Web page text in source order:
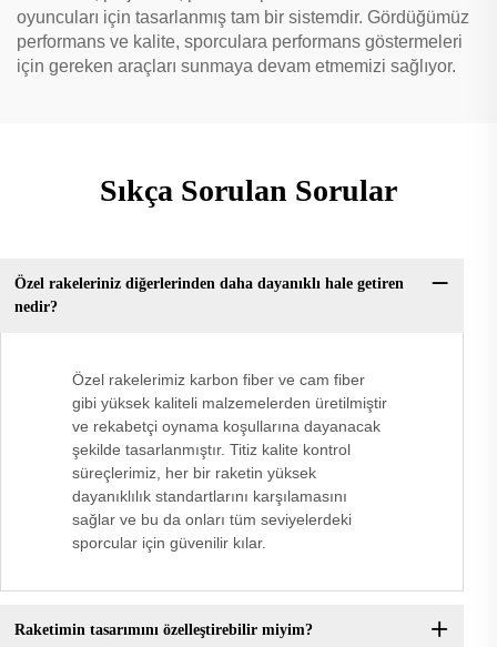
oyuncuları için tasarlanmış tam bir sistemdir. Gördüğümüz
performans ve kalite, sporculara performans göstermeleri
için gereken araçları sunmaya devam etmemizi sağlıyor.
Sıkça Sorulan Sorular
Özel rakeleriniz diğerlerinden daha dayanıklı hale getiren
nedir?
Özel rakelerimiz karbon fiber ve cam fiber
gibi yüksek kaliteli malzemelerden üretilmiştir
ve rekabetçi oynama koşullarına dayanacak
şekilde tasarlanmıştır. Titiz kalite kontrol
süreçlerimiz, her bir raketin yüksek
dayanıklılık standartlarını karşılamasını
sağlar ve bu da onları tüm seviyelerdeki
sporcular için güvenilir kılar.
Raketimin tasarımını özelleştirebilir miyim?